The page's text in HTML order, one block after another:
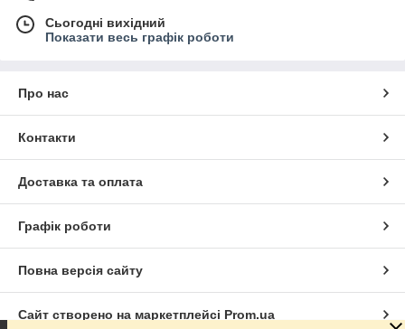
Сьогодні вихідний
Показати весь графік роботи
Про нас
Контакти
Доставка та оплата
Графік роботи
Повна версія сайту
Сайт створено на маркетплейсі Prom.ua